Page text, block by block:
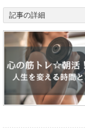
記事の詳細